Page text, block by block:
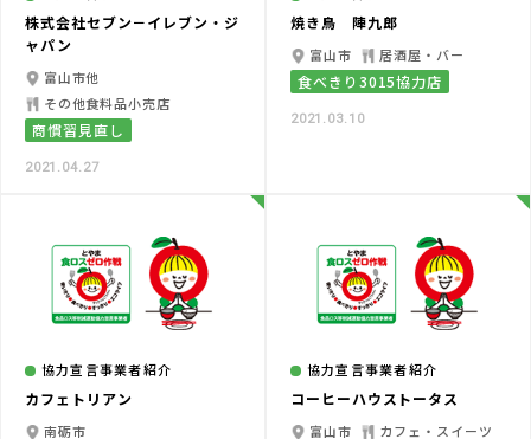
株式会社セブン－イレブン・ジ
ャパン
富山市他
その他食料品小売店
商慣習見直し
2021.04.27
焼き鳥 陣九郎
富山市 居酒屋・バー
食べきり3015協力店
2021.03.10
協力宣言事業者紹介
カフェトリアン
南砺市
協力宣言事業者紹介
コーヒーハウストータス
富山市 カフェ・スイーツ